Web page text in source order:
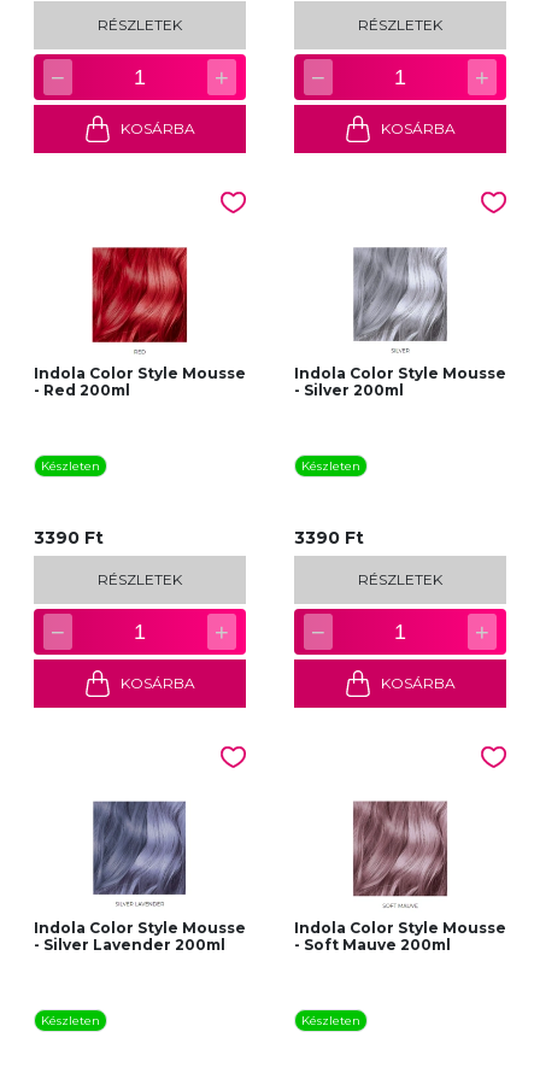
RÉSZLETEK
− 1 +
KOSÁRBA
RÉSZLETEK
− 1 +
KOSÁRBA
Indola Color Style Mousse
- Red 200ml
Készleten
3390 Ft
RÉSZLETEK
− 1 +
KOSÁRBA
Indola Color Style Mousse
- Silver 200ml
Készleten
3390 Ft
RÉSZLETEK
− 1 +
KOSÁRBA
Indola Color Style Mousse
- Silver Lavender 200ml
Készleten
Indola Color Style Mousse
- Soft Mauve 200ml
Készleten